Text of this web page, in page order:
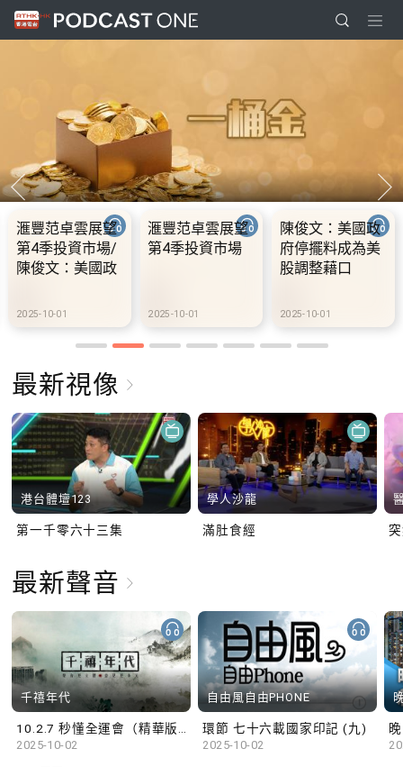
滙豐范卓雲展望
第4季投資市場/
陳俊文：美國政
股調整藉口
2025-10-01
滙豐范卓雲展望
第4季投資市場
2025-10-01
陳俊文：美國政
府停擺料成為美
股調整藉口
2025-10-01
最新視像
港台體壇123
第一千零六十三集
學人沙龍
滿肚食經
最新聲音
千禧年代
2025-10-02
自由風自由PHONE
環節 七十六載國家印記 (九)
2025-10-02